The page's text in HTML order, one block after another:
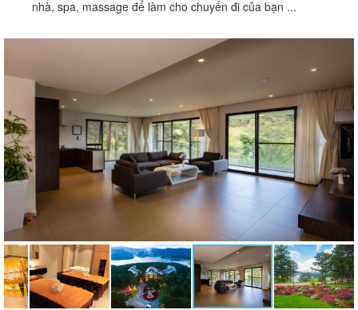
nhà, spa, massage để làm cho chuyến đi của bạn ...